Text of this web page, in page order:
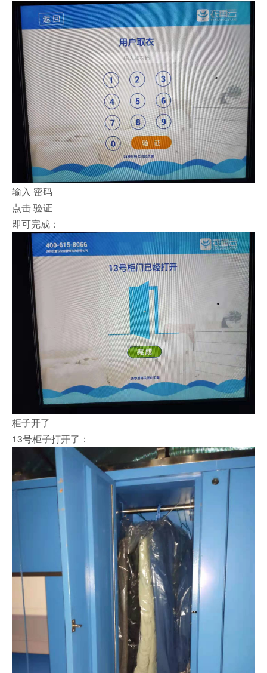
输入 密码
点击 验证
即可完成：
柜子开了
13号柜子打开了：